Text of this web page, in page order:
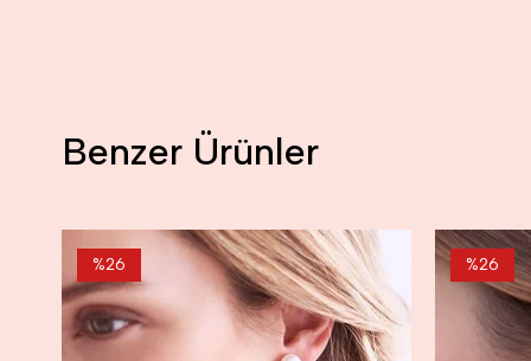
Benzer Ürünler
%26 %26